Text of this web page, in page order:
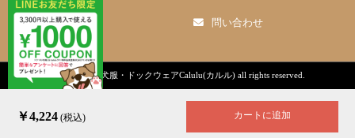
￥4,224(税込) カートに追加
問い合わせ
copyright (c)犬服・ドックウェアCalulu(カルル) all rights reserved.